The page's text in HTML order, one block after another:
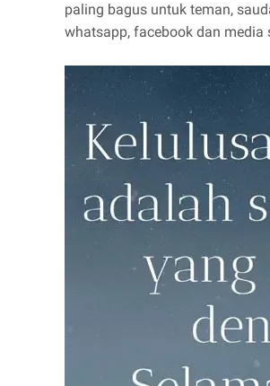
paling bagus untuk teman,
whatsapp, facebook dan